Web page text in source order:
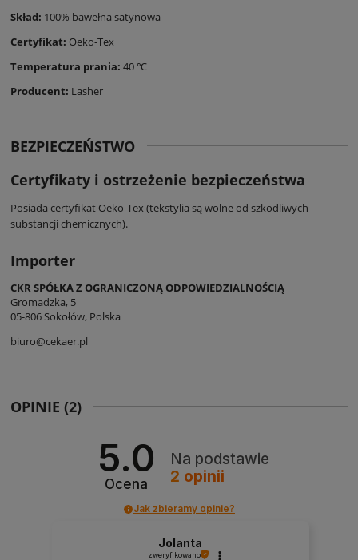
Skład: 100% bawełna satynowa
Certyfikat: Oeko-Tex
Temperatura prania: 40 ℃
Producent: Lasher
BEZPIECZEŃSTWO
Certyfikaty i ostrzeżenie bezpieczeństwa
Posiada certyfikat Oeko-Tex (tekstylia są wolne od szkodliwych
substancji chemicznych).
Importer
CKR SPÓŁKA Z OGRANICZONĄ ODPOWIEDZIALNOŚCIĄ
Gromadzka, 5
05-806 Sokołów, Polska
biuro@cekaer.pl
OPINIE (2)
5.0
Ocena
Na podstawie
2 opinii
Jak zbieramy opinie?
Jolanta
zweryfikowano